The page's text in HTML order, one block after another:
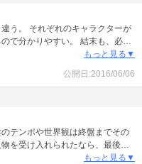
う。 それぞれのキャラクターが
で分かりやすい。 結末も、必要
もっと見る▼
公開日:2016/06/06
テンポや世界観は終盤までその
を受け入れられたなら、最後ま
までページをめくる手が止まら
もっと見る▼